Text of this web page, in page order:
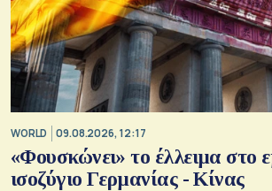
WORLD 09.08.2026, 12:17
«Φουσκώνει» το έλλειμα στο
ισοζύγιο Γερμανίας - Κίνας